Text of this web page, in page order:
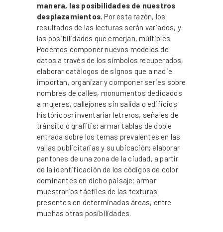
manera, las posibilidades de nuestros
desplazamientos. Por esta razón, los
resultados de las lecturas serán variados, y
las posibilidades que emerjan, múltiples.
Podemos componer nuevos modelos de
datos a través de los símbolos recuperados,
elaborar catálogos de signos que a nadie
importan, organizar y componer series sobre
nombres de calles, monumentos dedicados
a mujeres, callejones sin salida o edificios
históricos; inventariar letreros, señales de
tránsito o grafitis; armar tablas de doble
entrada sobre los temas prevalentes en las
vallas publicitarias y su ubicación; elaborar
pantones de una zona de la ciudad, a partir
de la identificación de los códigos de color
dominantes en dicho paisaje; armar
muestrarios táctiles de las texturas
presentes en determinadas áreas, entre
muchas otras posibilidades.